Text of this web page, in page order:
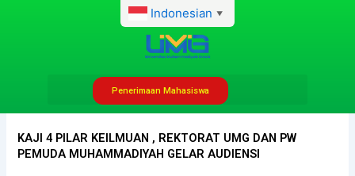
Indonesian ▼
Penerimaan Mahasiswa
Mei 16, 2024 7:00 am
KAJI 4 PILAR KEILMUAN , REKTORAT UMG DAN PW
PEMUDA MUHAMMADIYAH GELAR AUDIENSI